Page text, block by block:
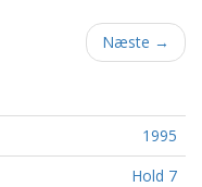
Næste →
1995
Hold 7